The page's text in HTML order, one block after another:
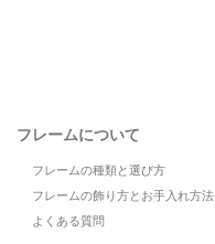
フレームについて
フレームの種類と選び方
フレームの飾り方とお手入れ方法
よくある質問